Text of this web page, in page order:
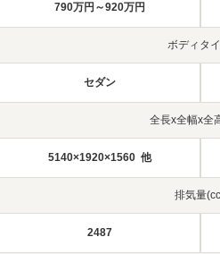
790万円～920万円
ボディタ
セダン
全長x全幅x全
5140×1920×1560 他
排気量
2487